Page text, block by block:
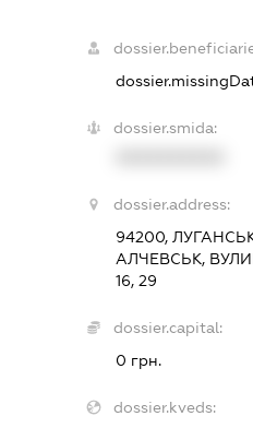
dossier.smida:
dossier.address:
94200,
АЛЧЕВСЬК,
16, 29
dossier.capital:
0 грн.
dossier.kveds: